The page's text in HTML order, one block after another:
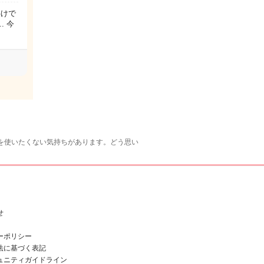
で
今
いたくない気持ちがあります。どう思い
ポリシー
に基づく表記
ニティガイドライン